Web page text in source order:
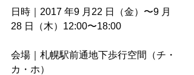
⽇時｜2017 年9 ⽉22 ⽇（⾦）〜9 ⽉
28 ⽇（⽊）12:00〜18:00
会場｜札幌駅前通地下歩⾏空間（チ・
カ・ホ）